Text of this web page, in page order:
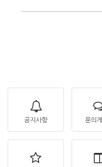
공지사항 문의